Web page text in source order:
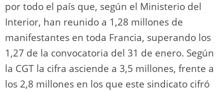
por todo el país que, según el Ministerio del
Interior, han reunido a 1,28 millones de
manifestantes en toda Francia, superando los
1,27 de la convocatoria del 31 de enero. Según
la CGT la cifra asciende a 3,5 millones, frente a
los 2,8 millones en los que este sindicato cifró